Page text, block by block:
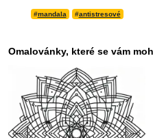
#mandala #antistresové
Omalovánky, které se vám